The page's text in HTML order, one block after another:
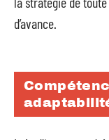
d’avance.